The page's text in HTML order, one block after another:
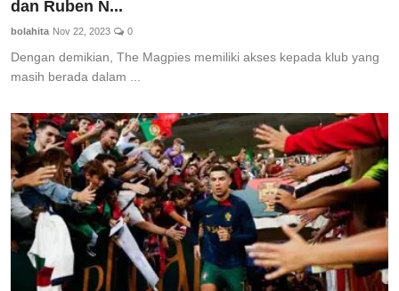
dan Ruben N...
bolahita Nov 22, 2023 0
Dengan demikian, The Magpies memiliki akses kepada klub yang
masih berada dalam ...